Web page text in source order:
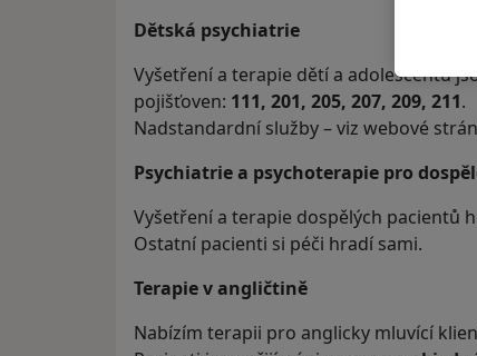
Dětská psychiatrie
Vyšetření a terapie dětí a adolescentů
pojišťoven: 111, 201, 205, 207, 209, 211.
Nadstandardní služby – viz webové
Psychiatrie a psychoterapie pro
Vyšetření a terapie dospělých pacientů
Ostatní pacienti si péči hradí sami.
Terapie v angličtině
Nabízím terapii pro anglicky mluvící